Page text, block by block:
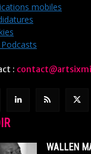
mobiles
:
WALLEN